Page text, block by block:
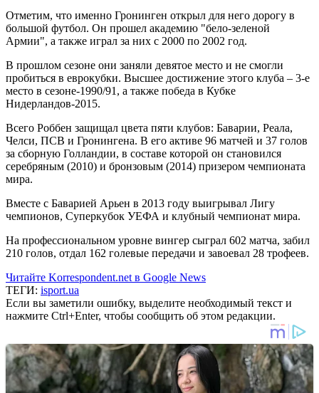
Отметим, что именно Гронинген открыл для него дорогу в
большой футбол. Он прошел академию "бело-зеленой
Армии", а также играл за них с 2000 по 2002 год.
В прошлом сезоне они заняли девятое место и не смогли
пробиться в еврокубки. Высшее достижение этого клуба – 3-е
место в сезоне-1990/91, а также победа в Кубке
Нидерландов-2015.
Всего Роббен защищал цвета пяти клубов: Баварии, Реала,
Челси, ПСВ и Гронингена. В его активе 96 матчей и 37 голов
за сборную Голландии, в составе которой он становился
серебряным (2010) и бронзовым (2014) призером чемпионата
мира.
Вместе с Баварией Арьен в 2013 году выигрывал Лигу
чемпионов, Суперкубок УЕФА и клубный чемпионат мира.
На профессиональном уровне вингер сыграл 602 матча, забил
210 голов, отдал 162 голевые передачи и завоевал 28 трофеев.
Читайте Korrespondent.net в Google News
ТЕГИ: isport.ua
Если вы заметили ошибку, выделите необходимый текст и
нажмите Ctrl+Enter, чтобы сообщить об этом редакции.